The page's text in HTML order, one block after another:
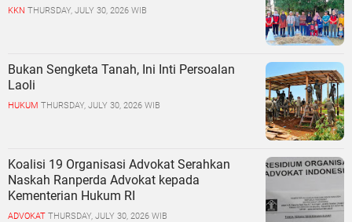
KKN THURSDAY, JULY 30, 2026 WIB
Bukan Sengketa Tanah, Ini Inti Persoalan
Laoli
HUKUM THURSDAY, JULY 30, 2026 WIB
Koalisi 19 Organisasi Advokat Serahkan
Naskah Ranperda Advokat kepada
Kementerian Hukum RI
ADVOKAT THURSDAY, JULY 30, 2026 WIB